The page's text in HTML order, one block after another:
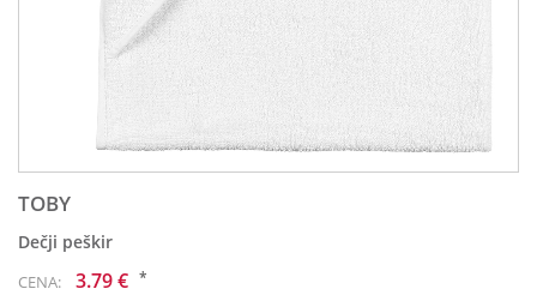
TOBY
Dečji peškir
CENA: 3.79 € *